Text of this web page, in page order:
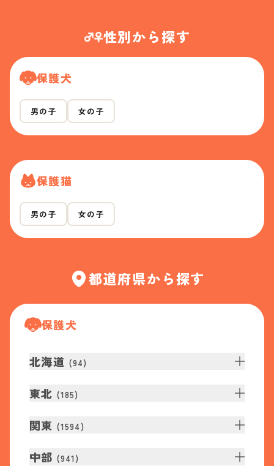
性別から探す
保護犬
男の子 女の子
保護猫
男の子 女の子
都道府県から探す
保護犬
北海道 (94)
東北 (185)
関東 (1594 )
中部 (941 )